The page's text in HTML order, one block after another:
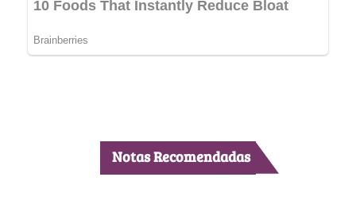
Notas Recomendadas